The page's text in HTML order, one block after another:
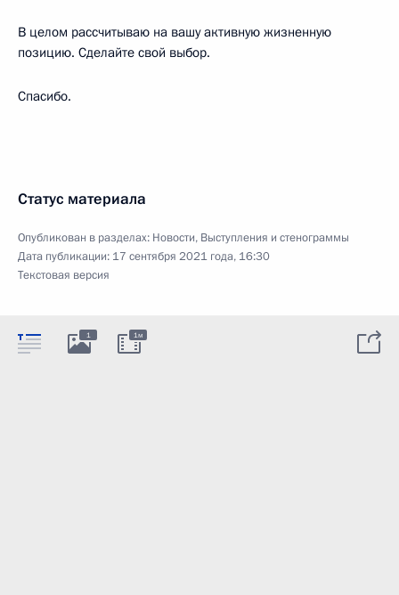
В целом рассчитываю на вашу активную жизненную
позицию. Сделайте свой выбор.
Спасибо.
Статус материала
Опубликован в разделах: Новости, Выступления и стенограммы
Дата публикации: 17 сентября 2021 года, 16:30
Текстовая версия
1 1м